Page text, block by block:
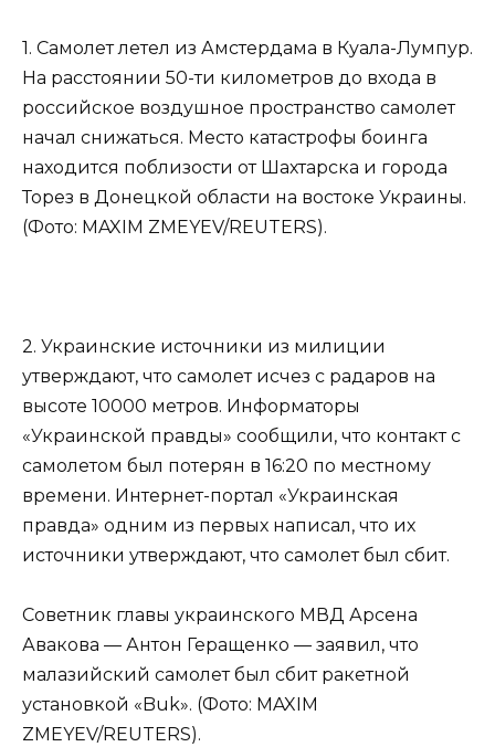
1. Самолет летел из Амстердама в Куала-Лумпур.
На расстоянии 50-ти километров до входа в
российское воздушное пространство самолет
начал снижаться. Место катастрофы боинга
находится поблизости от Шахтарска и города
Торез в Донецкой области на востоке Украины.
(Фото: MAXIM ZMEYEV/REUTERS).
2. Украинские источники из милиции
утверждают, что самолет исчез с радаров на
высоте 10000 метров. Информаторы
«Украинской правды» сообщили, что контакт с
самолетом был потерян в 16:20 по местному
времени. Интернет-портал «Украинская
правда» одним из первых написал, что их
источники утверждают, что самолет был сбит.
Советник главы украинского МВД Арсена
Авакова — Антон Геращенко — заявил, что
малазийский самолет был сбит ракетной
установкой «Buk». (Фото: MAXIM
ZMEYEV/REUTERS).